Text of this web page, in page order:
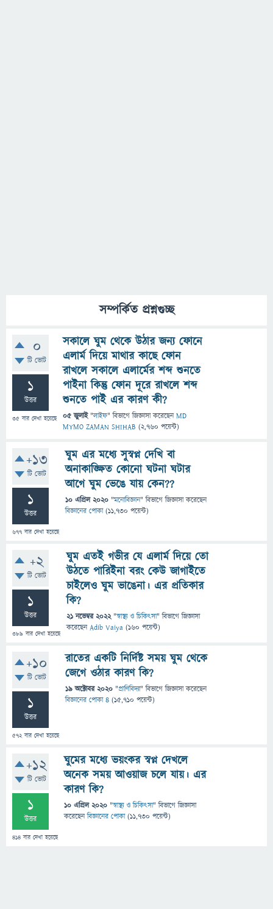
সম্পর্কিত প্রশ্নগুচ্ছ
0
টি ভোট
1
উত্তর
35 বার দেখা হয়েছে
সকালে ঘুম থেকে উঠার জন্য ফোনে
এলার্ম দিয়ে মাথার কাছে ফোন
রাখলে সকালে এলার্মের শব্দ শুনতে
পাইনা কিন্তু ফোন দূরে রাখলে শব্দ
শুনতে পাই এর কারণ কী?
05 জুলাই "লাইফ" বিভাগে জিজ্ঞাসাকরেছেনMD
MYMO ZAMAN SHIHAB (2,760 পয়েন্ট)
+13
টি ভোট
1
উত্তর
677 বার দেখা হয়েছে
ঘুম এর মধ্যে সুস্বপ্ন দেখি বা
অনাকাঙ্ক্ষিত কোনো ঘটনা ঘটার
আগে ঘুম ভেঙে যায় কেন??
10 এপ্রিল 2020 "মনোবিজ্ঞান" বিভাগে জিজ্ঞাসাকরেছেন
বিজ্ঞানের পোকা (11,730 পয়েন্ট)
+2
টি ভোট
1
উত্তর
389 বার দেখা হয়েছে
ঘুম এতই গভীর যে এলার্ম দিয়ে তো
উঠতে পারিইনা বরং কেউ জাগাইতে
চাইলেও ঘুম ভাঙেনা। এর প্রতিকার
কি?
21 নভেম্বর 2022 "স্বাস্থ্য ও চিকিৎসা" বিভাগে জিজ্ঞাসা
করেছেনAdib Vaiya (160 পয়েন্ট)
+10
টি ভোট
1
উত্তর
572বার দেখা হয়েছে
রাতের একটি নির্দিষ্ট সময় ঘুম থেকে
জেগে ওঠার কারণ কি?
19 অক্টোবর 2020 "প্রাণিবিদ্যা" বিভাগে জিজ্ঞাসাকরেছেন
বিজ্ঞানের পোকা ৪ (15,710 পয়েন্ট)
+12
টি ভোট
1
উত্তর
414 বার দেখা হয়েছে
ঘুমের মধ্যে ভয়ংকর স্বপ্ন দেখলে
অনেক সময় আওয়াজ চলে যায়। এর
কারণ কি?
10 এপ্রিল 2020 "স্বাস্থ্য ও চিকিৎসা" বিভাগে জিজ্ঞাসা
করেছেনবিজ্ঞানের পোকা (11,730 পয়েন্ট)